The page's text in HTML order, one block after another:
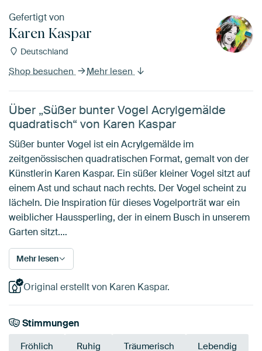
Gefertigt von
Karen Kaspar
Deutschland
Shop besuchen Mehr lesen
Über „Süßer bunter Vogel Acrylgemälde
quadratisch“ von Karen Kaspar
Süßer bunter Vogel ist ein Acrylgemälde im
zeitgenössischen quadratischen Format, gemalt von der
Künstlerin Karen Kaspar. Ein süßer kleiner Vogel sitzt auf
einem Ast und schaut nach rechts. Der Vogel scheint zu
lächeln. Die Inspiration für dieses Vogelporträt war ein
weiblicher Haussperling, der in einem Busch in unserem
Garten sitzt.…
Mehr lesen
Original erstellt von Karen Kaspar.
Stimmungen
Fröhlich Ruhig Träumerisch Lebendig